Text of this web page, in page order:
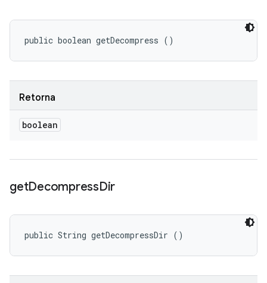
public boolean getDecompress ()
Retorna
boolean
getDecompressDir
public String getDecompressDir ()